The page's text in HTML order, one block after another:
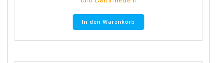
In den Warenkorb